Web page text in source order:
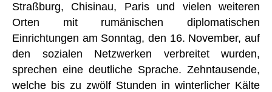
Straßburg, Chisinau, Paris und vielen weiteren
Orten mit rumänischen diplomatischen
Einrichtungen am Sonntag, den 16. November, auf
den sozialen Netzwerken verbreitet wurden,
sprechen eine deutliche Sprache. Zehntausende,
welche bis zu zwölf Stunden in winterlicher Kälte